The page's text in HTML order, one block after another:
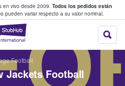
en vivo desde 2009. Todos los pedidos están
pueden variar respecto a su valor nominal.
StubHub:
entre fans
Football
Jackets Football